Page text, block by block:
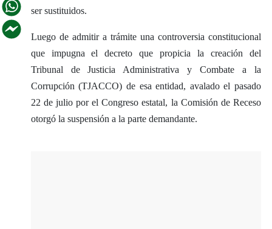
ser sustituidos.
Luego de admitir a trámite una controversia constitucional
que impugna el decreto que propicia la creación del
Tribunal de Justicia Administrativa y Combate a la
Corrupción (TJACCO) de esa entidad, avalado el pasado
22 de julio por el Congreso estatal, la Comisión de Receso
otorgó la suspensión a la parte demandante.